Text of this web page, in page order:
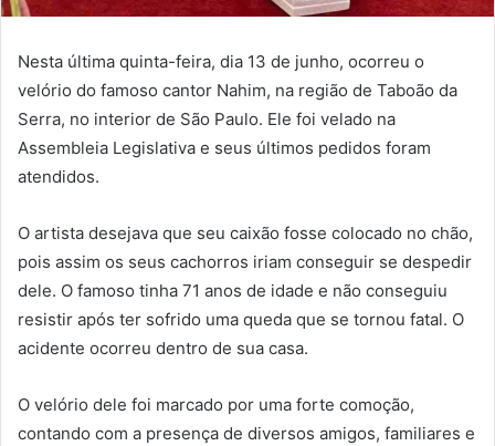
Nesta última quinta-feira, dia 13 de junho, ocorreu o
velório do famoso cantor Nahim, na região de Taboão da
Serra, no interior de São Paulo. Ele foi velado na
Assembleia Legislativa e seus últimos pedidos foram
atendidos.
O artista desejava que seu caixão fosse colocado no chão,
pois assim os seus cachorros iriam conseguir se despedir
dele. O famoso tinha 71 anos de idade e não conseguiu
resistir após ter sofrido uma queda que se tornou fatal. O
acidente ocorreu dentro de sua casa.
O velório dele foi marcado por uma forte comoção,
contando com a presença de diversos amigos, familiares e